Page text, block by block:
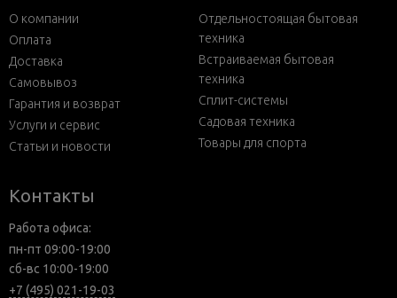
О компании
Оплата
Доставка
Самовывоз
Гарантия и возврат
Услуги и сервис
Статьи и новости
Отдельностоящая бытовая
техника
Встраиваемая бытовая
техника
Сплит-системы
Садовая техника
Товары для спорта
Контакты
Работа офиса:
пн-пт 09:00-19:00
сб-вс 10:00-19:00
+7 (495) 021-19-03